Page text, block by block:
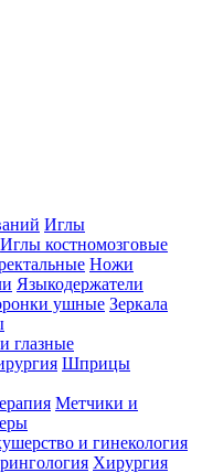
Иглы
Иглы костномозговые
Ножи
Языкодержатели
ушные Зеркала
глазные
Шприцы
Метчики и
и гинекология
Хирургия